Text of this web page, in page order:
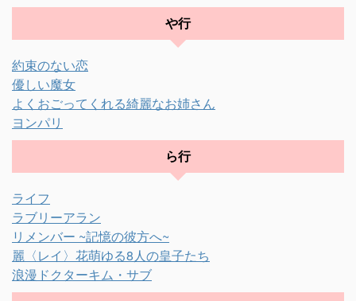
や行
約束のない恋
優しい魔女
よくおごってくれる綺麗なお姉さん
ヨンパリ
ら行
ライフ
ラブリーアラン
リメンバー ~記憶の彼方へ~
麗〈レイ〉花萌ゆる8人の皇子たち
浪漫ドクターキム・サブ